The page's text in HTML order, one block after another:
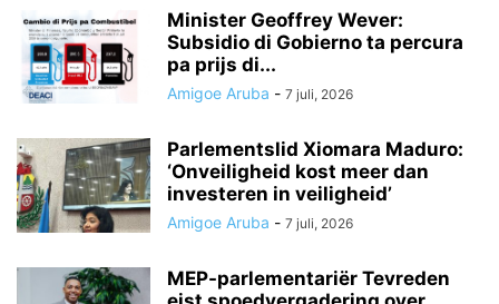
Minister Geoffrey Wever:
Subsidio di Gobierno ta percura
pa prijs di...
Amigoe Aruba - 7 juli, 2026
Parlementslid Xiomara Maduro:
‘Onveiligheid kost meer dan
investeren in veiligheid’
Amigoe Aruba - 7 juli, 2026
MEP-parlementariër Tevreden